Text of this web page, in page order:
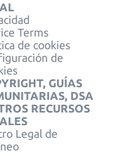
Terms
de cookies
de
GUÍAS
DSA
RECURSOS
Legal de